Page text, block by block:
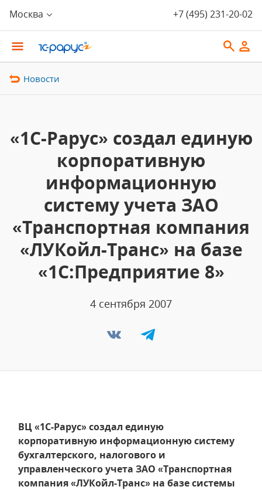
Москва +7 (495) 231-20-02
Новости
«1С-Рарус» создал единую
корпоративную
информационную
систему учета ЗАО
«Транспортная компания
«ЛУКойл-Транс» на базе
«1С:Предприятие 8»
4 сентября 2007
ВЦ «1С-Рарус» создал единую
корпоративную информационную систему
бухгалтерского, налогового и
управленческого учета ЗАО «Транспортная
компания «ЛУКойл-Транс» на базе системы